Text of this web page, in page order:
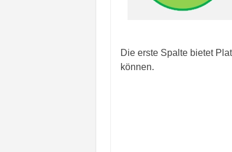
Die erste Spalte bietet
können.